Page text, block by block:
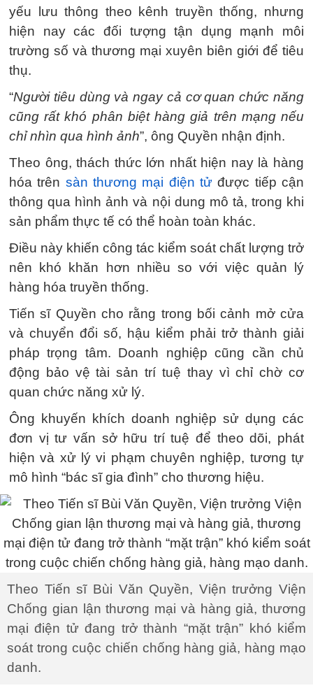
yếu lưu thông theo kênh truyền thống, nhưng
hiện nay các đối tượng tận dụng mạnh môi
trường số và thương mại xuyên biên giới để tiêu
thụ.
“Người tiêu dùng và ngay cả cơ quan chức năng
cũng rất khó phân biệt hàng giả trên mạng nếu
chỉ nhìn qua hình ảnh”, ông Quyền nhận định.
Theo ông, thách thức lớn nhất hiện nay là hàng
hóa trên sàn thương mại điện tử được tiếp cận
thông qua hình ảnh và nội dung mô tả, trong khi
sản phẩm thực tế có thể hoàn toàn khác.
Điều này khiến công tác kiểm soát chất lượng trở
nên khó khăn hơn nhiều so với việc quản lý
hàng hóa truyền thống.
Tiến sĩ Quyền cho rằng trong bối cảnh mở cửa
và chuyển đổi số, hậu kiểm phải trở thành giải
pháp trọng tâm. Doanh nghiệp cũng cần chủ
động bảo vệ tài sản trí tuệ thay vì chỉ chờ cơ
quan chức năng xử lý.
Ông khuyến khích doanh nghiệp sử dụng các
đơn vị tư vấn sở hữu trí tuệ để theo dõi, phát
hiện và xử lý vi phạm chuyên nghiệp, tương tự
mô hình “bác sĩ gia đình” cho thương hiệu.
Theo Tiến sĩ Bùi Văn Quyền, Viện trưởng Viện
Chống gian lận thương mại và hàng giả, thương
mại điện tử đang trở thành “mặt trận” khó kiểm
soát trong cuộc chiến chống hàng giả, hàng mạo
danh.